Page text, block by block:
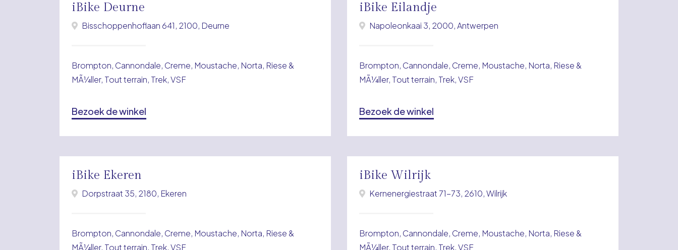
iBike Deurne
Bisschoppenhoflaan 641, 2100, Deurne
Brompton, Cannondale, Creme, Moustache, Norta, Riese &
MÃ¼ller, Tout terrain, Trek, VSF
Bezoek de winkel
iBike Eilandje
Napoleonkaai 3, 2000, Antwerpen
Brompton, Cannondale, Creme, Moustache, Norta, Riese &
MÃ¼ller, Tout terrain, Trek, VSF
Bezoek de winkel
iBike Ekeren
Dorpstraat 35, 2180, Ekeren
Brompton, Cannondale, Creme, Moustache, Norta, Riese &
MÃ¼ller, Tout terrain, Trek, VSF
iBike Wilrijk
Kernenergiestraat 71-73, 2610, Wilrijk
Brompton, Cannondale, Creme, Moustache, Norta, Riese &
MÃ¼ller, Tout terrain, Trek, VSF